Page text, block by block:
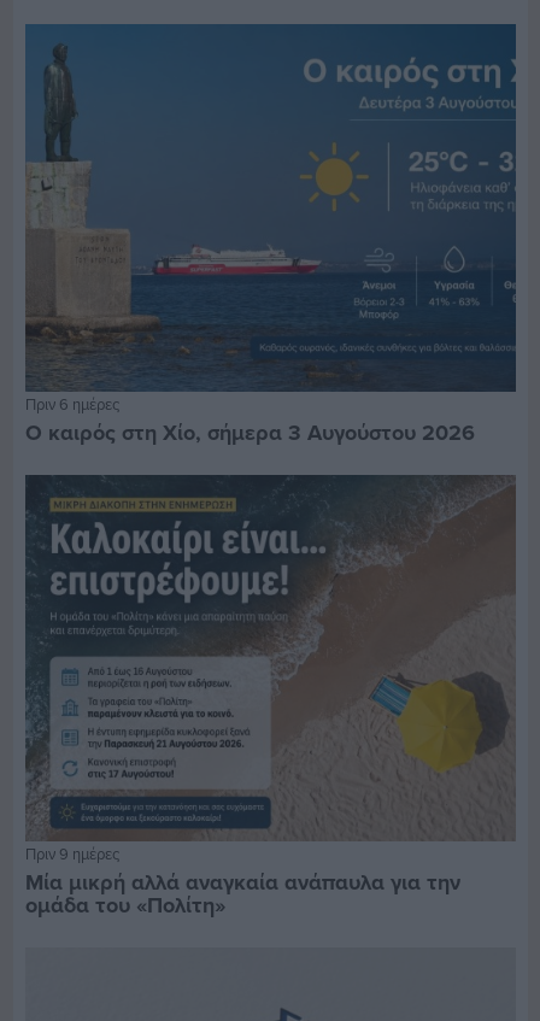
Πριν 6 ημέρες
Ο καιρός στη Χίο, σήμερα 3 Αυγούστου 2026
Πριν 9 ημέρες
Μία μικρή αλλά αναγκαία ανάπαυλα για την
ομάδα του «Πολίτη»